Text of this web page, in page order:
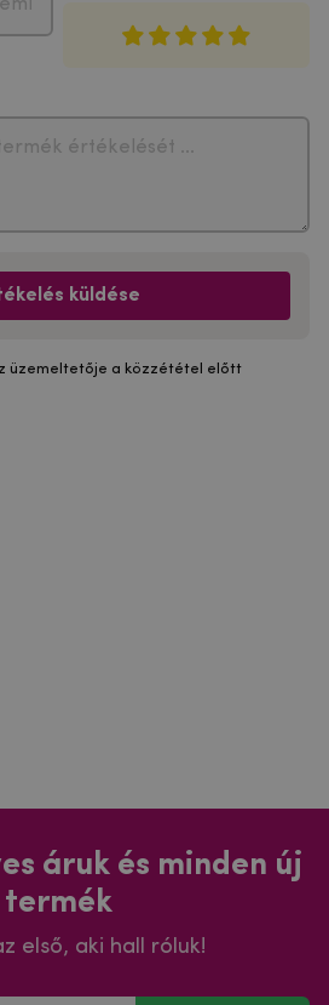
küldése
üzemeltetője a közzététel előtt
áruk és minden új
termék
első, aki hall róluk!